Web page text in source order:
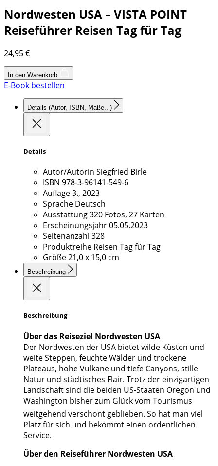
Nordwesten USA – VISTA POINT
Reiseführer Reisen Tag für Tag
24,95€
In den Warenkorb
E-Book bestellen
Details (Autor, ISBN, Maße...)
Details
Autor/Autorin Siegfried Birle
ISBN 978-3-96141-549-6
Auflage3., 2023
Sprache Deutsch
Ausstattung320 Fotos, 27 Karten
Erscheinungsjahr05.05.2023
Seitenanzahl 328
Produktreihe Reisen Tag für Tag
Größe21,0 x 15,0 cm
Beschreibung
Beschreibung
Über das Reiseziel Nordwesten USA
Der Nordwesten der USA bietet wilde Küsten und
weite Steppen, feuchte Wälder und trockene
Plateaus, hohe Vulkane und tiefe Canyons, stille
Natur und städtisches Flair. Trotz der einzigartigen
Landschaft sind die beiden US-Staaten Oregon und
Washington bisher zum Glück vom Tourismus
weitgehend verschont geblieben. So hat man viel
Platz für sich und bekommt einen ordentlichen
Service.
Über den Reiseführer Nordwesten USA